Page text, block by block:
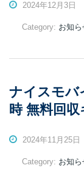
2024年12月3日
Category: お知ら
ナイスモバ
時 無料回
2024年11月25日
Category: お知ら